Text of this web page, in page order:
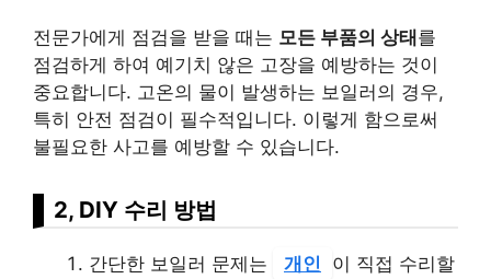
전문가에게 점검을 받을 때는 모든 부품의 상태 를
점검하게 하여 예기치 않은 고장을 예방하는 것이
중요합니다. 고온의 물이 발생하는 보일러의 경우,
특히 안전 점검이 필수적입니다. 이렇게 함으로써
불필요한 사고를 예방할 수 있습니다.
2, DIY 수리 방법
간단한 보일러 문제는 개인
이 직접 수리할